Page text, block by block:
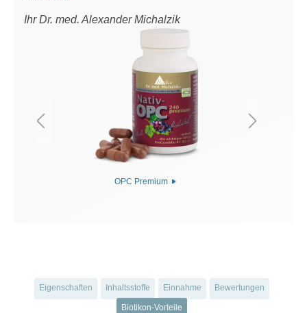
Ihr Dr. med. Alexander Michalzik
OPC Premium
Eigenschaften Inhaltsstoffe Einnahme Bewertungen
Biotikon-Vorteile